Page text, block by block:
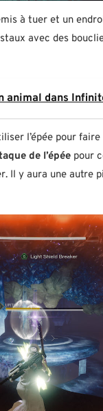
à tuer et un
avec des
animal dans
l’épée pour
de l’épée pour
Il y aura une